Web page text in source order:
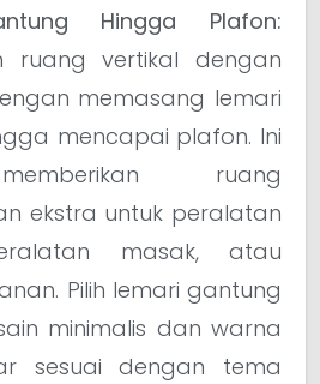
Hingga Plafon:
ruang vertikal dengan
memasang lemari
mencapai plafon. Ini
ruang
ekstra untuk peralatan
masak, atau
Pilih lemari gantung
minimalis dan warna
sesuai dengan tema